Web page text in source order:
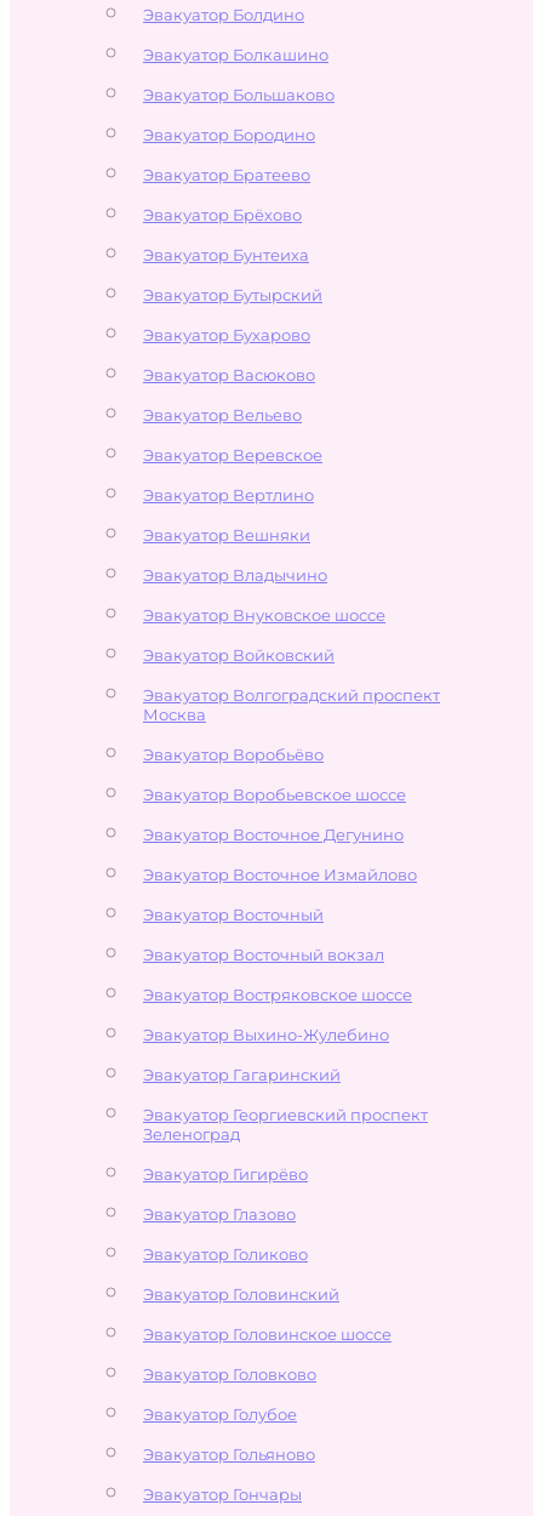
Эвакуатор Болдино
Эвакуатор Болкашино
Эвакуатор Большаково
Эвакуатор Бородино
Эвакуатор Братеево
Эвакуатор Брёхово
Эвакуатор Бунтеиха
Эвакуатор Бутырский
Эвакуатор Бухарово
Эвакуатор Васюково
Эвакуатор Вельево
Эвакуатор Веревское
Эвакуатор Вертлино
Эвакуатор Вешняки
Эвакуатор Владычино
Эвакуатор Внуковское шоссе
Эвакуатор Войковский
Эвакуатор Волгоградский проспект
Москва
Эвакуатор Воробьёво
Эвакуатор Воробьевское шоссе
Эвакуатор Восточное Дегунино
Эвакуатор Восточное Измайлово
Эвакуатор Восточный
Эвакуатор Восточный вокзал
Эвакуатор Востряковское шоссе
Эвакуатор Выхино-Жулебино
Эвакуатор Гагаринский
Эвакуатор Георгиевский проспект
Зеленоград
Эвакуатор Гигирёво
Эвакуатор Глазово
Эвакуатор Голиково
Эвакуатор Головинский
Эвакуатор Головинское шоссе
Эвакуатор Головково
Эвакуатор Голубое
Эвакуатор Гольяново
Эвакуатор Гончары